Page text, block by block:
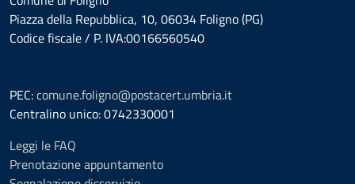
Piazza della Repubblica, 10, 06034 Foligno (PG)
Codice fiscale / P. IVA:00166560540
PEC:comune.foligno@postacert.umbria.it
Centralino unico: 0742330001
Leggi le FAQ
Prenotazione appuntamento